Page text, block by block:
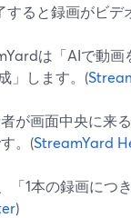
すると録画がビデ
は「AIで動画
」します。(
が画面中央に来
。(StreamYard
1本の録画につき
)